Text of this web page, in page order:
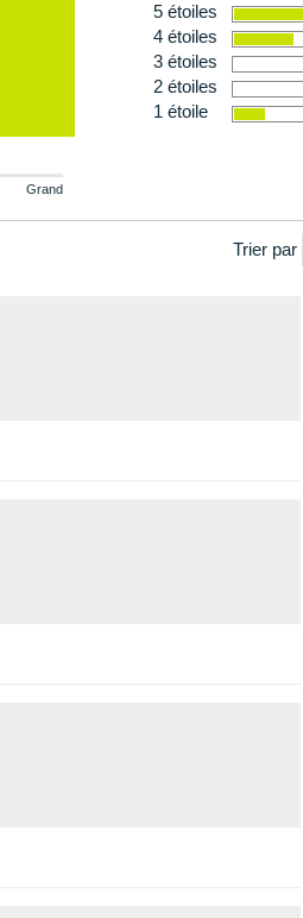
5 étoiles
4 étoiles
3 étoiles
2 étoiles
1 étoile
Grand
Trier par